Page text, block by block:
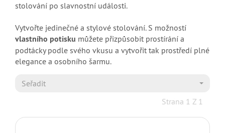
stolování po slavnostní události.
Vytvořte jedinečné a stylové stolování. S možností
vlastního potisku můžete přizpůsobit prostírání a
podtácky podle svého vkusu a vytvořit tak prostředí plné
elegance a osobního šarmu.
Seřadit
Strana 1 Z 1